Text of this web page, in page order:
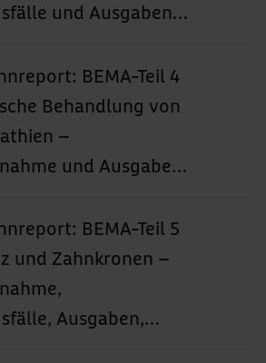
Bundesland und
und Ausgaben)
BEMA-Teil 4
Behandlung von
–
und Ausgaben)
BEMA-Teil 5
und Zahnkronen –
Ausgaben,